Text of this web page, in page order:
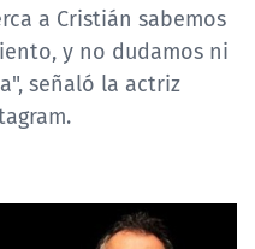
a Cristián sabemos
y no dudamos ni
señaló la actriz